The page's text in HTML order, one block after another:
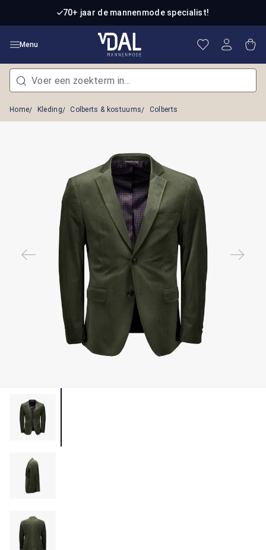
Ga naar de hoofdinhoud70+ jaar de mannenmode specialist!
Menu Je hebt 0
Home Kleding Colberts & kostuums Colberts